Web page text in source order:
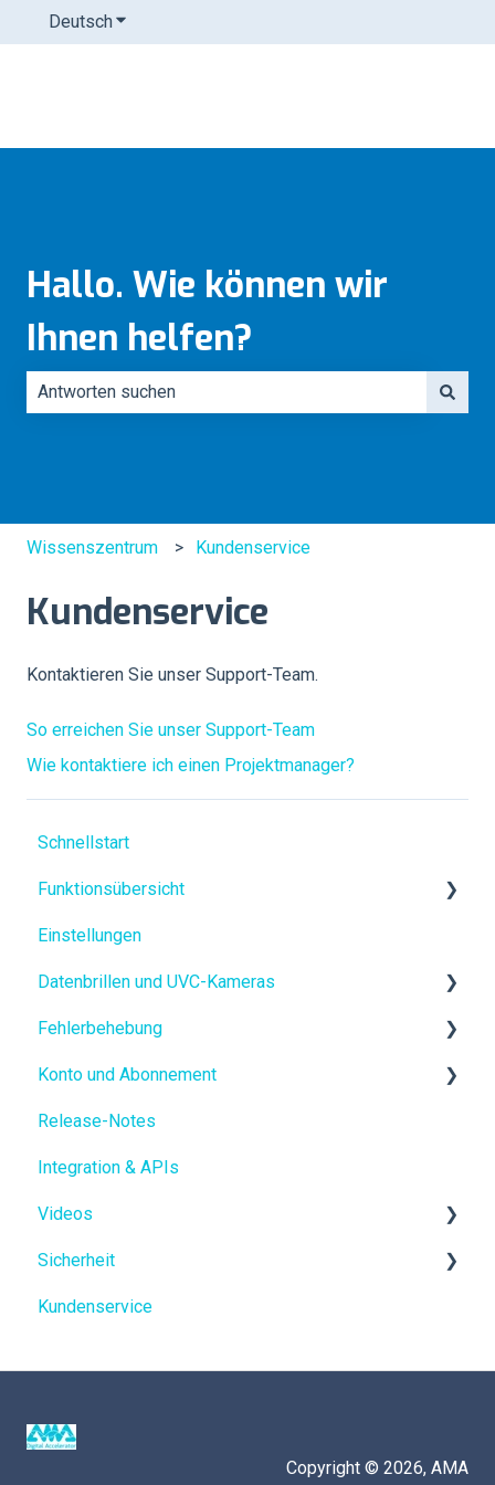
Deutsch Untermenü für Übersetzungen anzeigen
Hallo. Wie können wir
Ihnen helfen?
Wissenszentrum Kundenservice
Kundenservice
Kontaktieren Sie unser Support-Team.
So erreichen Sie unser Support-Team
Wie kontaktiere ich einen Projektmanager?
Schnellstart
Funktionsübersicht
Zusammenarbeit
KI in XpertEye
Einstellungen
Datenbrillen und UVC-Kameras
Datenbrillen
UVC-Kameras
Fehlerbehebung
Verfügbarkeit & Konnektivität
Video
Audio
Datenbrille
Andere Hardware
Konto und Abonnement
Kostenlose Testversion
Mein XpertEye-Konto
Release-Notes
Integration & APIs
Videos
XpertEye-Funktionen
XpertEye-Anwendungsfälle
Sicherheit
Datensicherheit
Kundenservice
Copyright © 2026, AMA